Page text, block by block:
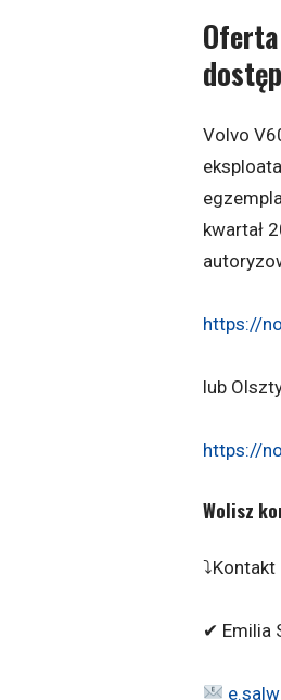
Volvo
kwartał
https://
lub
https://
Wolisz
⤵Kontakt
✔ Emilia